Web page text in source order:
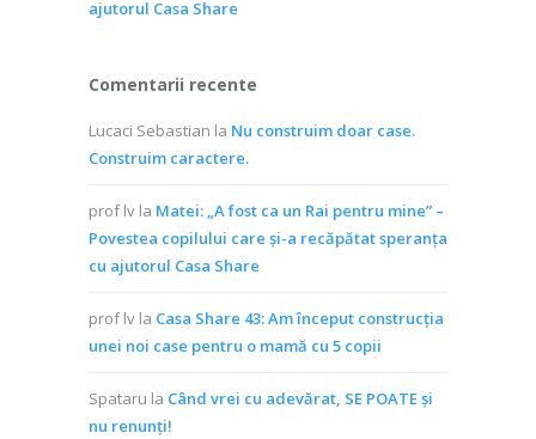
ajutorul Casa Share
Comentarii recente
Lucaci Sebastian la Nu construim doar case.
Construim caractere.
prof lv la Matei: „A fost ca un Rai pentru mine” –
Povestea copilului care și-a recăpătat speranța
cu ajutorul Casa Share
prof lv la Casa Share 43: Am început construcția
unei noi case pentru o mamă cu 5 copii
Spataru la Când vrei cu adevărat, SE POATE și
nu renunți!